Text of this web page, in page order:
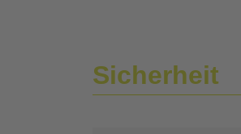
Sicherheit